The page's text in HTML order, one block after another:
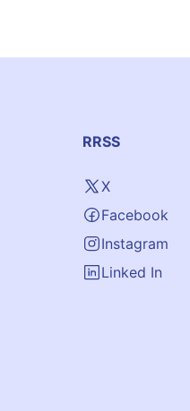
RRSS
X
Facebook
Instagram
Linked In